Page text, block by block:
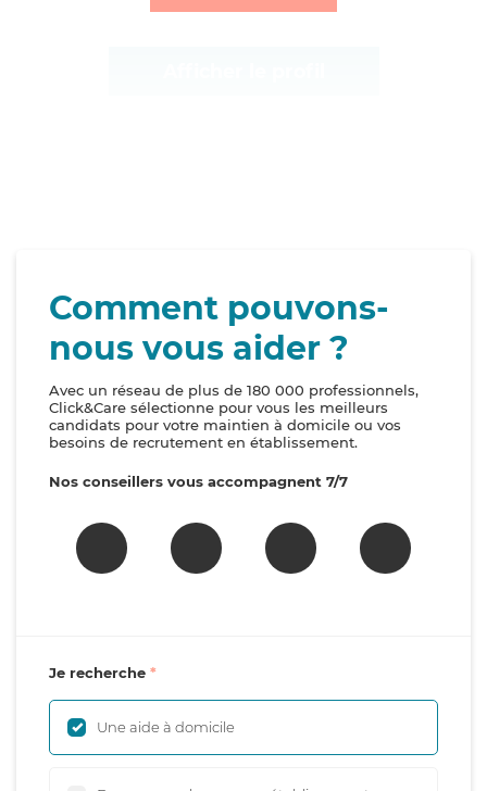
Comment pouvons-
nous vous aider ?
Avec un réseau de plus de 180 000 professionnels,
Click&Care sélectionne pour vous les meilleurs
candidats pour votre maintien à domicile ou vos
besoins de recrutement en établissement.
Nos conseillers vous accompagnent 7/7
Je recherche
Une aide à domicile